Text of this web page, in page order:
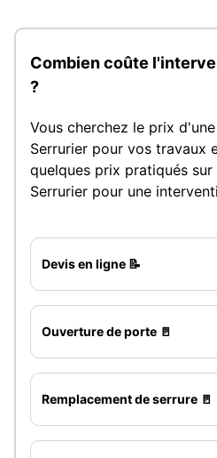
Combien coûte
?
Vous cherchez le prix
Serrurier pour vos travaux
quelques prix pratiqués sur
Serrurier pour une
Devis en ligne 📝
Ouverture de porte 🚪
Remplacement de serrure 🚪